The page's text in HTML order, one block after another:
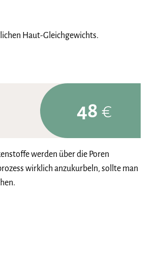
Haut-Gleichgewichts.
48 €
werden über die Poren
wirklich anzukurbeln, sollte man